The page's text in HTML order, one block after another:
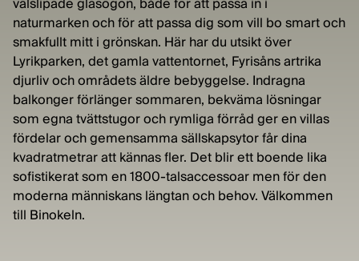
välslipade glasögon, både för att passa in i
naturmarken och för att passa dig som vill bo smart och
smakfullt mitt i grönskan. Här har du utsikt över
Lyrikparken, det gamla vattentornet, Fyrisåns artrika
djurliv och områdets äldre bebyggelse. Indragna
balkonger förlänger sommaren, bekväma lösningar
som egna tvättstugor och rymliga förråd ger en villas
fördelar och gemensamma sällskapsytor får dina
kvadratmetrar att kännas fler. Det blir ett boende lika
sofistikerat som en 1800-talsaccessoar men för den
moderna människans längtan och behov. Välkommen
till Binokeln.